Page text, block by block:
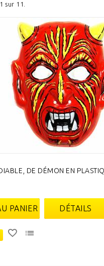
sur 11.
DE DÉMON EN
PANIER DÉTAILS